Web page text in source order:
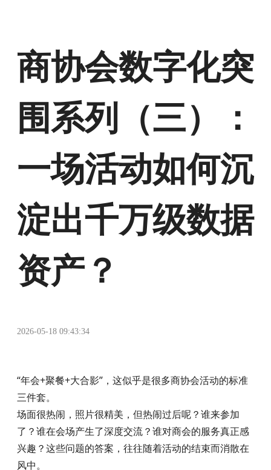
商协会数字化突
围系列（三）：
一场活动如何沉
淀出千万级数据
资产？
2026-05-18 09:43:34
“年会+聚餐+大合影”，这似乎是很多商协会活动的标准
三件套。
场面很热闹，照片很精美，但热闹过后呢？谁来参加
了？谁在会场产生了深度交流？谁对商会的服务真正感
兴趣？这些问题的答案，往往随着活动的结束而消散在
风中。